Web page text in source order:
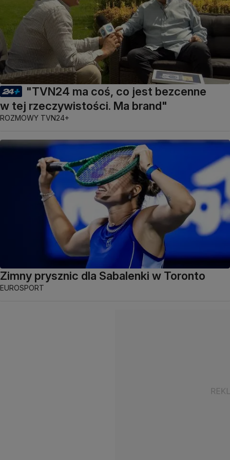
"TVN24 ma coś, co jest bezcenne
w tej rzeczywistości. Ma brand"
ROZMOWY TVN24+
Zimny prysznic dla Sabalenki w Toronto
EUROSPORT